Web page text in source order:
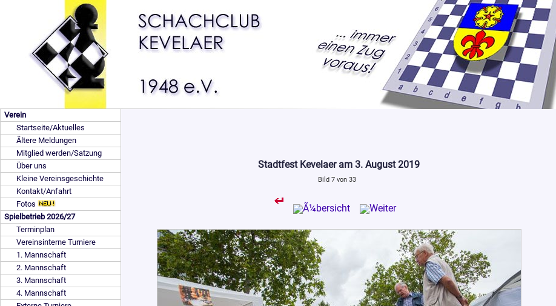
Verein
Startseite/Aktuelles
Ältere Meldungen
Mitglied werden/Satzung
Über uns
Kleine Vereinsgeschichte
Kontakt/Anfahrt
Fotos
Spielbetrieb 2026/27
Terminplan
Vereinsinterne Turniere
1. Mannschaft
2. Mannschaft
3. Mannschaft
4. Mannschaft
Stadtfest Kevelaer am 3. August 2019
Bild 7 von 33